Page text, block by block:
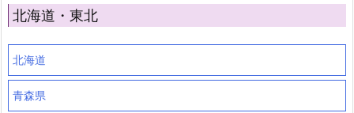
北海道・東北
北海道
青森県